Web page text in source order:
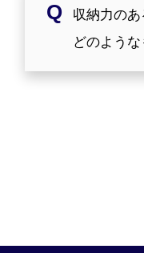
ますが、吊
放的になり
がります。
収納力のあ
どのよう
勢で奥の方
せて、使い